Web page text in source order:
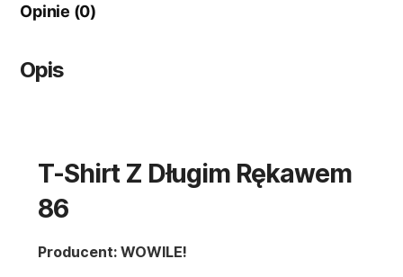
Opinie (0)
Opis
T-Shirt Z Długim Rękawem
86
Producent: WOWILE!